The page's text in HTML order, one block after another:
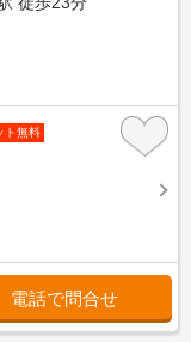
ト無料
電話で問合せ